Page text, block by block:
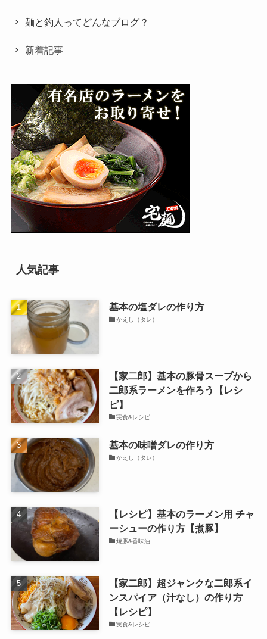
麺と釣人ってどんなブログ？
新着記事
人気記事
基本の塩ダレの作り方
かえし（タレ）
【家二郎】基本の豚骨スープから
二郎系ラーメンを作ろう【レシ
ピ】
実食&レシピ
基本の味噌ダレの作り方
かえし（タレ）
【レシピ】基本のラーメン用 チャ
ーシューの作り方【煮豚】
焼豚&香味油
【家二郎】超ジャンクな二郎系イ
ンスパイア（汁なし）の作り方
【レシピ】
実食&レシピ